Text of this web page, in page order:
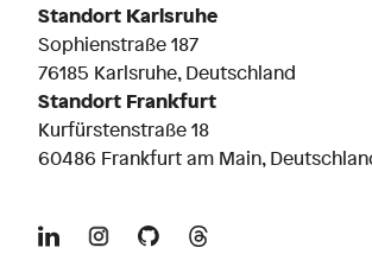
Standort Karlsruhe
Sophienstraße 187
76185 Karlsruhe, Deutschland
Standort Frankfurt
Kurfürstenstraße 18
60486 Frankfurt am Main,